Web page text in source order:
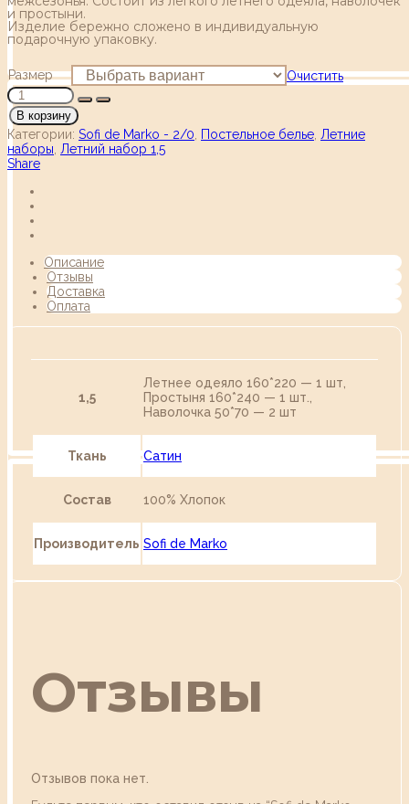
и простыни.
Изделие бережно сложено в индивидуальную
подарочную упаковку.
Размер Очистить
В корзину
Категории: Sofi de Marko - 2/0 Постельное белье Летние
наборы Летний набор 1,5
Share
Описание
Отзывы
Доставка
Оплата
1,5
Летнее одеяло 160*220 — 1 шт,
Простыня 160*240 — 1 шт.,
Наволочка 50*70 — 2 шт
Ткань Сатин
Состав 100% Хлопок
Производитель Sofi de Marko
Отзывы
Отзывов пока нет.